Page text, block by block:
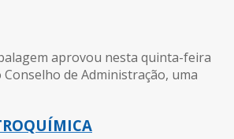
aprovou nesta quinta-feira
de Administração, uma